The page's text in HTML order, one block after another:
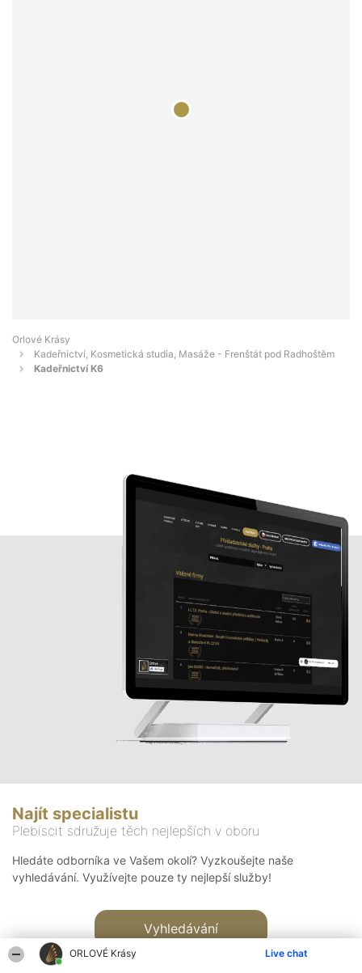
ORLOVÉ Krásy Live chat
Orlové Krásy
Kadeřnictví, Kosmetická studia, Masáže - Frenštát pod Radhoštěm
Kadeřnictví K6
Najít specialistu
Plebiscit sdružuje těch nejlepších v oboru
Hledáte odborníka ve Vašem okolí? Vyzkoušejte naše
vyhledávání. Využívejte pouze ty nejlepší služby!
Vyhledávání